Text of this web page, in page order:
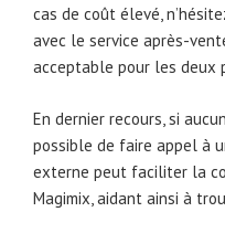
cas de coût élevé,
avec le service après-
acceptable pour les deux
En dernier recours, si
possible de faire appel à
externe peut faciliter la
Magimix, aidant ainsi à